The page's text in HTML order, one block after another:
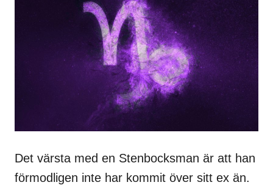
Det värsta med en Stenbocksman är att han
förmodligen inte har kommit över sitt ex än.